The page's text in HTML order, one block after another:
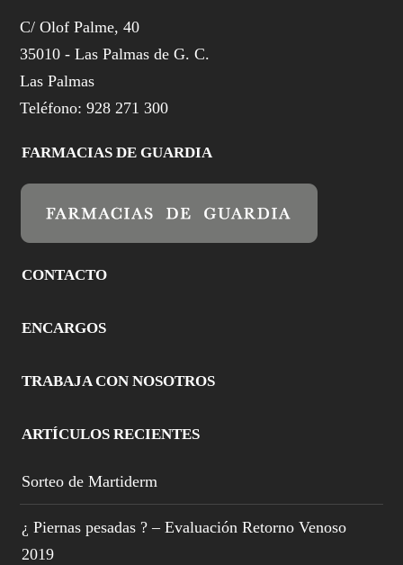
C/ Olof Palme, 40
35010 - Las Palmas de G. C.
Las Palmas
Teléfono: 928 271 300
FARMACIAS DE GUARDIA
CONTACTO
ENCARGOS
TRABAJA CON NOSOTROS
ARTÍCULOS RECIENTES
Sorteo de Martiderm
¿ Piernas pesadas ? – Evaluación Retorno Venoso
2019